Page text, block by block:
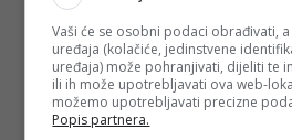
Fotografije dronom sa stanja na
Dokumentaciju MUP-a da je
Žalbu stanara s priloženim
(DEPO PORTAL/au)
PODIJELI NA
Vaši će se osobni podaci obrađivati,
uređaja (kolačiće, jedinstvene
uređaja) može pohranjivati, dijeliti te
ili ih može upotrebljavati ova web-
možemo upotrebljavati precizne
Popis partnera.